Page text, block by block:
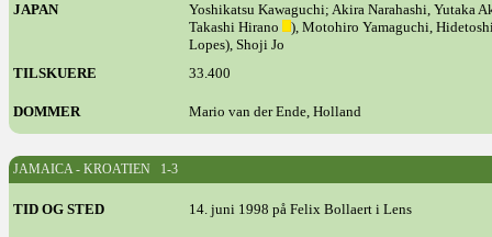
JAPAN
Yoshikatsu Kawaguchi; Akira Narahashi, Yutaka
Takashi Hirano
), Motohiro Yamaguchi,
Lopes), Shoji Jo
TILSKUERE
33.400
DOMMER Mario van der Ende, Holland
JAMAICA - KROATIEN 1-3
TID OG STED 14. juni 1998 på Felix Bollaert i Lens